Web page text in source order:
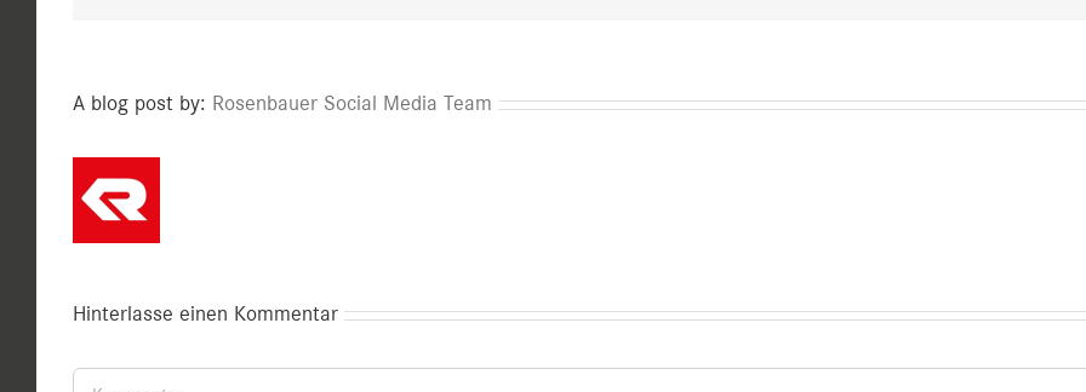
A blog post by: Rosenbauer Social Media Team
Hinterlasse einen Kommentar
Kommentar